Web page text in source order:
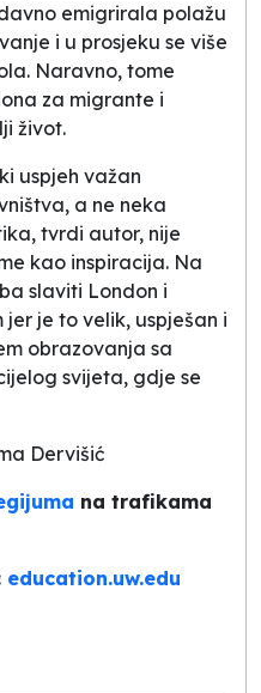
emigrirala polažu
i u prosjeku se više
Naravno, tome
za migrante i
život.
uspjeh važan
a ne neka
tvrdi autor, nije
kao inspiracija. Na
slaviti London i
jer je to velik, uspješan i
obrazovanja sa
svijeta, gdje se
Dervišić
na trafikama
education.uw.edu